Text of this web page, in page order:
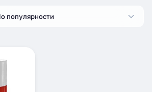
популярности